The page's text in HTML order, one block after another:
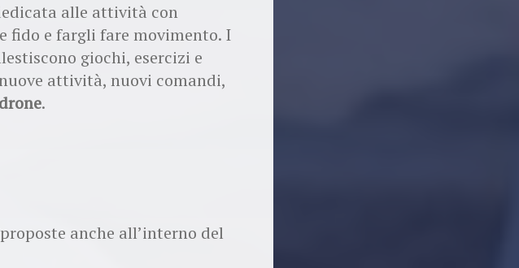
alle attività con
fido e fargli fare movimento. I
giochi, esercizi e
attività, nuovi comandi,
.
anche all’interno del